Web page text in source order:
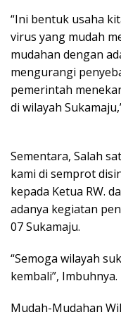
“Ini bentuk usaha
virus yang mudah
mudahan dengan
mengurangi
pemerintah
di wilayah
Sementara, Salah
kami di semprot
kepada Ketua RW.
adanya kegiatan
07 Sukamaju.
“Semoga wilayah
kembali”, Imbuhnya.
Mudah-Mudahan